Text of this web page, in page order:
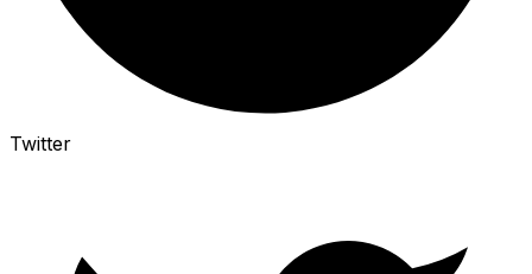
Twitter